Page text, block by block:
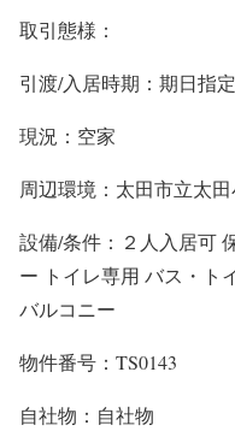
取引態様：
引渡/入居時期：期日指
現況：空家
周辺環境：太田市立太
設備/条件：２人入居可
ー トイレ専用 バス・ト
バルコニー
物件番号：TS0143
自社物：自社物